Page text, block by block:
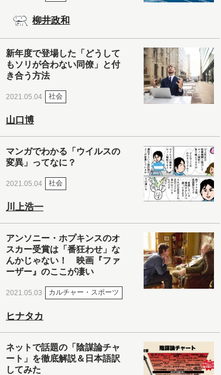
柳井政和
新年度で登場した「どうして
もソリが合わない同僚」と付
き合う方法
2021.05.04 社会
山口博
マンガでわかる「ウイルスの
変異」ってなに？
2021.05.04 社会
川上浩一
アンソニー・ホプキンスのオ
スカー受賞は「番狂わせ」な
んかじゃない！ 映画『ファ
ーザー』のここが凄い
2021.05.03 カルチャー・スポーツ
ヒナタカ
ネットで話題の「陰謀論チャ
ート」を徹底解説＆日本語訳
してみた